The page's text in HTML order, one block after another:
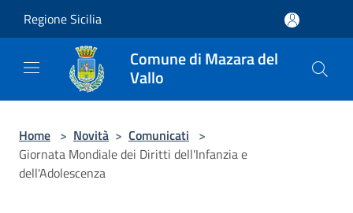
Regione Sicilia
Comune di Mazara del
Vallo
Home > Novità > Comunicati >
Giornata Mondiale dei Diritti dell'Infanzia e
dell'Adolescenza